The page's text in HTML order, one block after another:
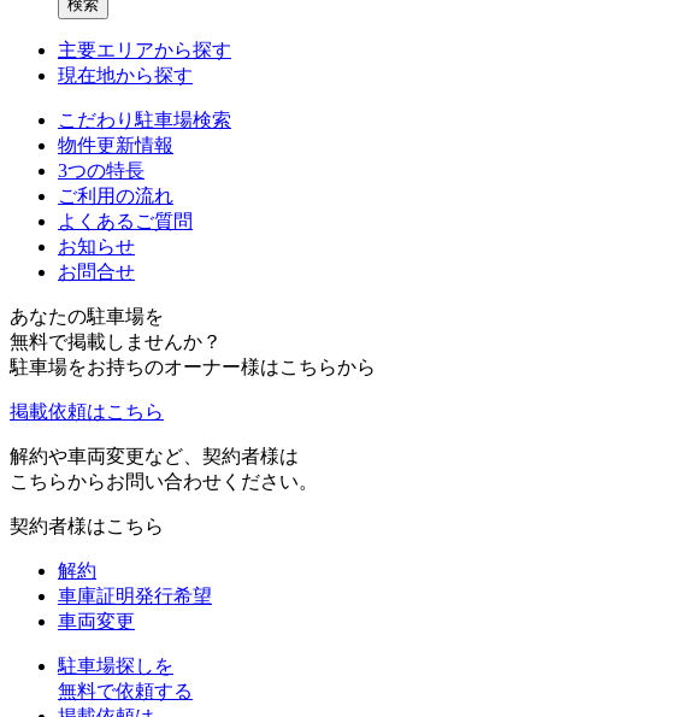
検索
主要エリアから探す
現在地から探す
こだわり駐車場検索
物件更新情報
3つの特長
ご利用の流れ
よくあるご質問
お知らせ
お問合せ
あなたの駐車場を
無料で掲載しませんか？
駐車場をお持ちのオーナー様はこちらから
掲載依頼はこちら
解約や車両変更など、契約者様は
こちらからお問い合わせください。
契約者様はこちら
解約
車庫証明発行希望
車両変更
駐車場探しを
無料で依頼する